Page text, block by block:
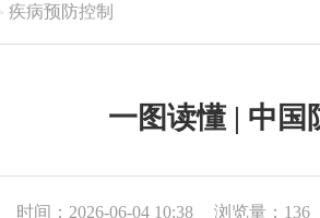
疾病预防控制
一图读懂 | 中国
时间：2026-06-04 10:38 浏览量：136